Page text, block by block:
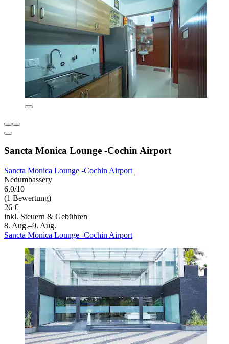
Sancta Monica Lounge -Cochin Airport
Sancta Monica Lounge -Cochin Airport
Nedumbassery
6,0/10
(1 Bewertung)
26 €
inkl. Steuern & Gebühren
8. Aug.–9. Aug.
Sancta Monica Lounge -Cochin Airport